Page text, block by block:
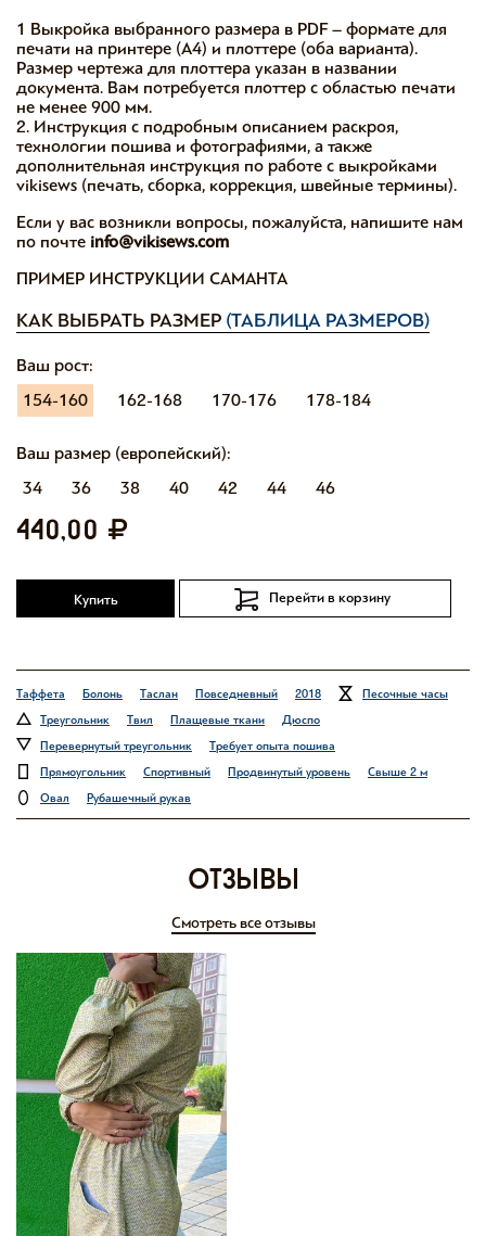
1 Выкройка выбранного размера в PDF – формате для
печати на принтере (А4) и плоттере (оба варианта).
Размер чертежа для плоттера указан в названии
документа. Вам потребуется плоттер с областью печати
не менее 900 мм.
2. Инструкция с подробным описанием раскроя,
технологии пошива и фотографиями, а также
дополнительная инструкция по работе с выкройками
vikisews (печать, сборка, коррекция, швейные термины).
Если у вас возникли вопросы, пожалуйста, напишите нам
по почте info@vikisews.com
ПРИМЕР ИНСТРУКЦИИ САМАНТА
КАК ВЫБРАТЬ РАЗМЕР (ТАБЛИЦА РАЗМЕРОВ)
Ваш рост:
154-160
162-168 170-176 178-184
Ваш размер (европейский):
34
36 38 40 42 44 46
440,00
Купить Перейти в корзину
Таффета Болонь Таслан Повседневный 2018
Песочные часы
Треугольник
Твил Плащевые ткани
Дюспо
Перевернутый треугольник
Требует опыта пошива
Прямоугольник
Спортивный Продвинутый уровень
Свыше 2 м
Овал
Рубашечный рукав
отзывы
Смотреть все отзывы